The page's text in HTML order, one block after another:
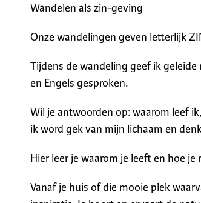
Wandelen als zin-geving
Onze wandelingen geven letterlijk
Tijdens de wandeling geef ik
en Engels gesproken.
Wil je antwoorden op: waarom leef
ik word gek van mijn lichaam en
Hier leer je waarom je leeft en hoe
Vanaf je huis of die mooie plek